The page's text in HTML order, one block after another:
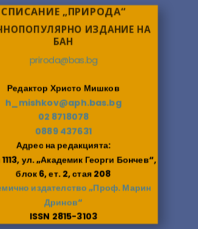
СПИСАНИЕ „ПРИРОДА“
ИЗДАНИЕ НА
БАН
priroda@bas.bg
Редактор Христо Мишков
h_mishkov@aph.bas.bg
02 8718078
0889 437631
Адрес на редакцията:
ул. „Академик Георги Бончев“,
блок 6, ет. 2, стая 208
издателство „Проф. Марин
Дринов“
ISSN 2815-3103